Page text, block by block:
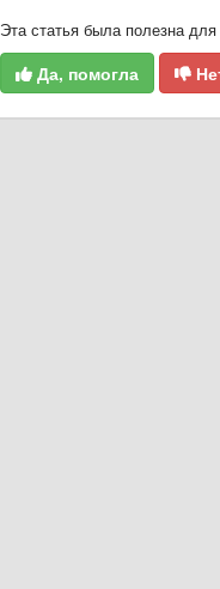
Эта статья была полезна для
Да, помогла